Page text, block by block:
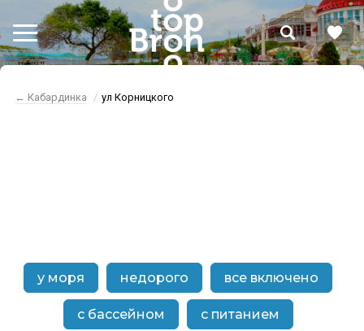
← Кабардинка ул Корницкого
у моря недорого все включено
с бассейном с питанием